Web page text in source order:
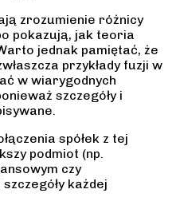
zrozumienie różnicy
pokazują, jak teoria
jednak pamiętać, że
przykłady fuzji w
w wiarygodnych
szczegóły i
spółek z tej
podmiot (np.
czy
każdej